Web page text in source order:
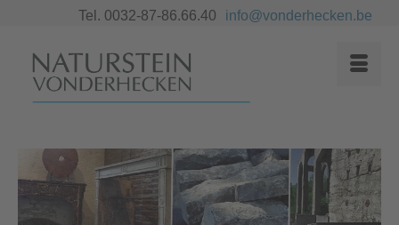
Tel. 0032-87-86.66.40 info@vonderhecken.be